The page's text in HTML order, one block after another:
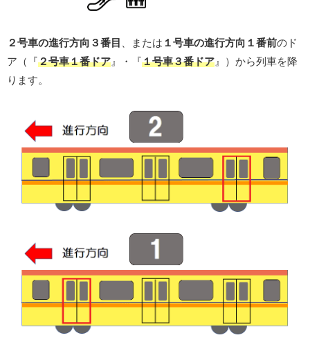
２号車の進行方向３番目 、または １号車の進行方向１番前のド
ア（『２号車１番ドア 』・『１号車３番ドア 』）から列車を降
ります。